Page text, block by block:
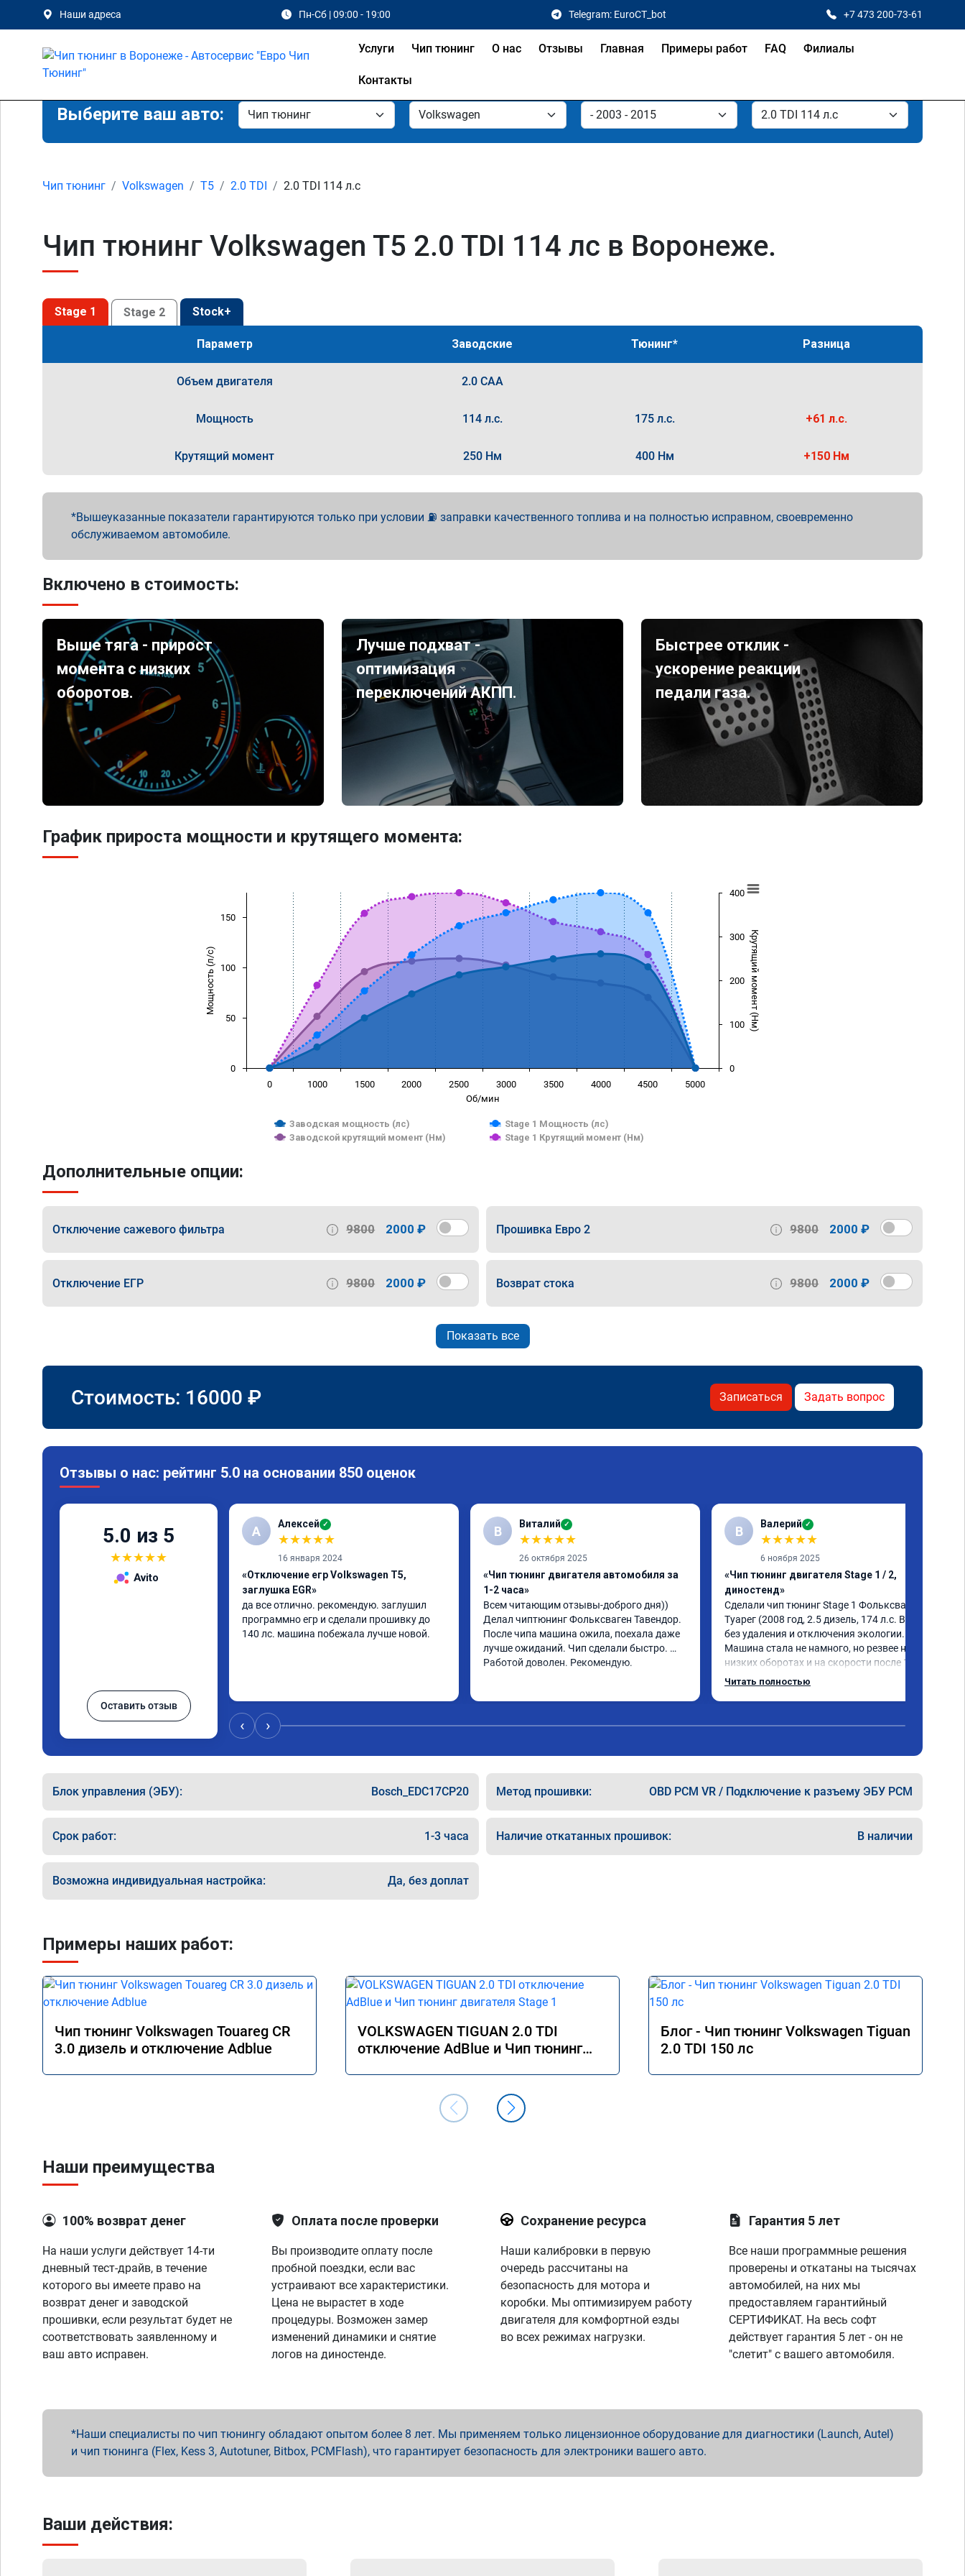
Наши адреса Пн-Сб | 09:00 - 19:00 Telegram: EuroCT_bot +7 473 200-73-61
Услуги Чип тюнинг О нас Отзывы Главная Примеры работ FAQ Филиалы
Контакты
Выберите ваш авто:
Чип тюнинг Volkswagen T5 2.0 TDI 2.0 TDI 114 л.с
Чип тюнинг Volkswagen T5 2.0 TDI 114 лс в Воронеже.
Stage 1 Stage 2 Stock+
Параметр Заводские Тюнинг* Разница
Объем двигателя 2.0 CAA
Мощность 114 л.с. 175 л.с. +61 л.с.
Крутящий момент 250 Нм 400 Нм +150 Нм
Вышеуказанные показатели гарантируются только при условии ⛽ заправки качественного топлива и на полностью исправном, своевременно
обслуживаемом автомобиле.
Включено в стоимость:
Выше тяга - прирост
момента с низких
оборотов.
Лучше подхват -
оптимизация
переключений АКПП.
Быстрее отклик -
ускорение реакции
педали газа.
График прироста мощности и крутящего момента:
Об/мин
Мощность (л/с) Крутящий момент (Нм)
Заводская мощность (лс)
Stage 1 Мощность (лс)
Заводской крутящий момент (Нм)
Stage 1 Крутящий момент (Нм)
0 1000 1500 2000 2500 3000 3500 4000 4500 5000
0
50
100
150
0
100
200
300
400
Дополнительные опции:
Отключение сажевого фильтра 9800 2000 ₽ Прошивка Евро 2 9800 2000 ₽
Отключение ЕГР 9800 2000 ₽ Возврат стока 9800 2000 ₽
Показать все
Стоимость: 16000 ₽ Записаться Задать вопрос
Отзывы о нас: рейтинг 5.0 на основании 850 оценок
5.0 из 5
★★★★★
Avito
Оставить отзыв
А Алексей ✓
★★★★★
16 января 2024
«Отключение егр Volkswagen T5,
заглушка EGR»
да все отлично. рекомендую. заглушил
программно егр и сделали прошивку до
140 лс. машина побежала лучше новой.
В Виталий ✓
★★★★★
26 октября 2025
«Чип тюнинг двигателя автомобиля за
1-2 часа»
Всем читающим отзывы-доброго дня))
Делал чиптюнинг Фольксваген Тавендор.
После чипа машина ожила, поехала даже
лучше ожиданий. Чип сделали быстро.
Работой доволен. Рекомендую.
В Валерий ✓
★★★★★
6 ноября 2025
«Чип тюнинг двигателя Stage 1 / 2,
диностенд»
Сделали чип тюнинг Stage 1 Фольксваген
Туарег (2008 год, 2.5 дизель, 174 л.с. BPE),
без удаления и отключения экологии.
Машина стала не намного, но резвее на
низких оборотах и на скорости после 100
км/ч при обгонах.
Читать полностью
‹ ›
Блок управления (ЭБУ): Bosch_EDC17CP20 Метод прошивки: OBD PCM VR / Подключение к разъему ЭБУ PCM
Срок работ: 1-3 часа Наличие откатанных прошивок: В наличии
Возможна индивидуальная настройка: Да, без доплат
Примеры наших работ:
Чип тюнинг Volkswagen Touareg CR
3.0 дизель и отключение Adblue
VOLKSWAGEN TIGUAN 2.0 TDI
отключение AdBlue и Чип тюнинг
Блог - Чип тюнинг Volkswagen Tiguan
2.0 TDI 150 лс
Наши преимущества
100% возврат денег
На наши услуги действует 14-ти
дневный тест-драйв, в течение
которого вы имеете право на
возврат денег и заводской
прошивки, если результат будет не
соответствовать заявленному и
ваш авто исправен.
Оплата после проверки
Вы производите оплату после
пробной поездки, если вас
устраивают все характеристики.
Цена не вырастет в ходе
процедуры. Возможен замер
изменений динамики и снятие
логов на диностенде.
Сохранение ресурса
Наши калибровки в первую
очередь рассчитаны на
безопасность для мотора и
коробки. Мы оптимизируем работу
двигателя для комфортной езды
во всех режимах нагрузки.
Гарантия 5 лет
Все наши программные решения
проверены и откатаны на тысячах
автомобилей, на них мы
предоставляем гарантийный
СЕРТИФИКАТ. На весь софт
действует гарантия 5 лет - он не
"слетит" с вашего автомобиля.
Наши специалисты по чип тюнингу обладают опытом более 8 лет. Мы применяем только лицензионное оборудование для диагностики (Launch, Autel)
и чип тюнинга (Flex, Kess 3, Autotuner, Bitbox, PCMFlash), что гарантирует безопасность для электроники вашего авто.
Ваши действия: